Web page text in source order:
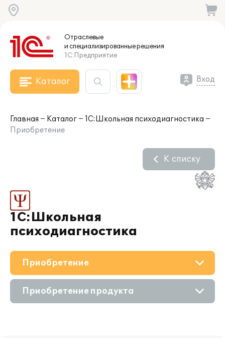
Отраслевые
и специализированныерешения
1С:Предприятие
Каталог Вход
Главная Каталог
1С:Школьная психодиагностика
Приобретение
1С:Школьная
психодиагностика
К списку
О решении
Приобретение
Приобретение продукта